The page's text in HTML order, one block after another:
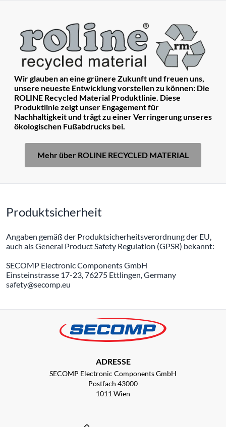
Wir glauben an eine grünere Zukunft und freuen uns,
unsere neueste Entwicklung vorstellen zu können: Die
ROLINE Recycled Material Produktlinie. Diese
Produktlinie zeigt unser Engagement für
Nachhaltigkeit und trägt zu einer Verringerung unseres
ökologischen Fußabdrucks bei.
Mehr über ROLINE RECYCLED MATERIAL
Produktsicherheit
Angaben gemäß der Produktsicherheitsverordnung der EU,
auch als General Product Safety Regulation (GPSR) bekannt:
SECOMP Electronic Components GmbH
Einsteinstrasse 17-23, 76275 Ettlingen, Germany
safety@secomp.eu
ADRESSE
SECOMP Electronic Components GmbH
Postfach 43000
1011 Wien